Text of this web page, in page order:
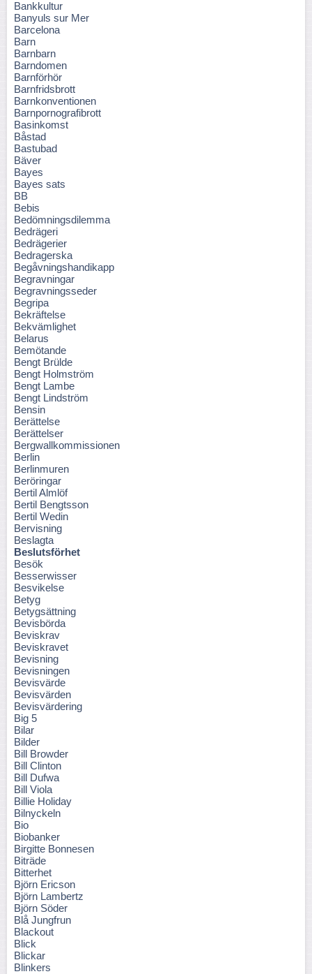
Bankkultur
Banyuls sur Mer
Barcelona
Barn
Barnbarn
Barndomen
Barnförhör
Barnfridsbrott
Barnkonventionen
Barnpornografibrott
Basinkomst
Båstad
Bastubad
Bäver
Bayes
Bayes sats
BB
Bebis
Bedömningsdilemma
Bedrägeri
Bedrägerier
Bedragerska
Begåvningshandikapp
Begravningar
Begravningsseder
Begripa
Bekräftelse
Bekvämlighet
Belarus
Bemötande
Bengt Brülde
Bengt Holmström
Bengt Lambe
Bengt Lindström
Bensin
Berättelse
Berättelser
Bergwallkommissionen
Berlin
Berlinmuren
Beröringar
Bertil Almlöf
Bertil Bengtsson
Bertil Wedin
Bervisning
Beslagta
Beslutsförhet
Besök
Besserwisser
Besvikelse
Betyg
Betygsättning
Bevisbörda
Beviskrav
Beviskravet
Bevisning
Bevisningen
Bevisvärde
Bevisvärden
Bevisvärdering
Big 5
Bilar
Bilder
Bill Browder
Bill Clinton
Bill Dufwa
Bill Viola
Billie Holiday
Bilnyckeln
Bio
Biobanker
Birgitte Bonnesen
Biträde
Bitterhet
Björn Ericson
Björn Lambertz
Björn Söder
Blå Jungfrun
Blackout
Blick
Blickar
Blinkers